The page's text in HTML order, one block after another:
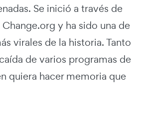
Se inició a través de
y ha sido una de
virales de la historia. Tanto
de varios programas de
quiera hacer memoria que